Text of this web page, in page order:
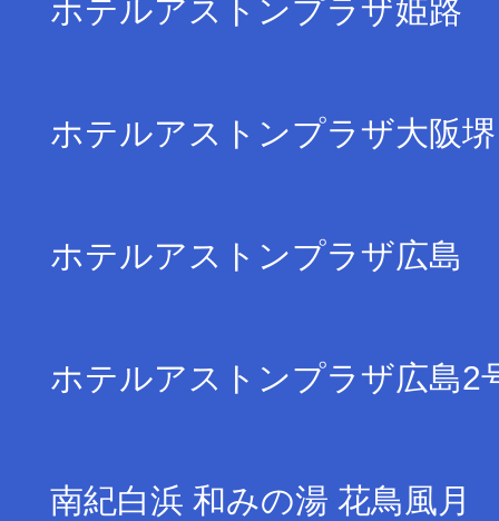
ホテルアストンプラザ姫路
ホテルアストンプラザ大阪堺
ホテルアストンプラザ広島
ホテルアストンプラザ広島2
南紀白浜 和みの湯 花鳥風月